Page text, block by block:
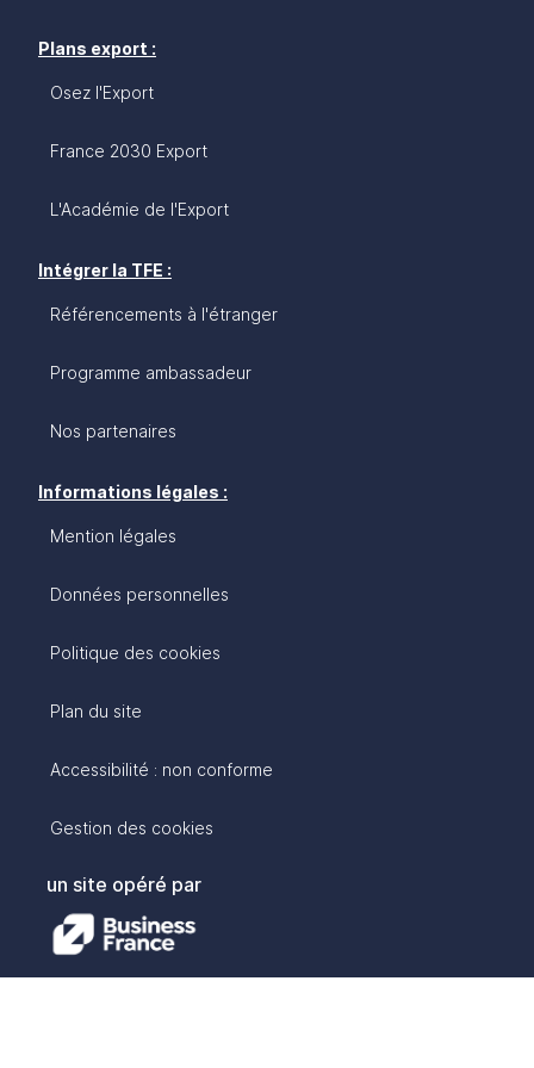
Plans export :
Osez l'Export
France 2030 Export
L'Académie de l'Export
Intégrer la TFE :
Référencements à l'étranger
Programme ambassadeur
Nos partenaires
Informations légales :
Mention légales
Données personnelles
Politique des cookies
Plan du site
Accessibilité : non conforme
Gestion des cookies
un site opéré par
avec :